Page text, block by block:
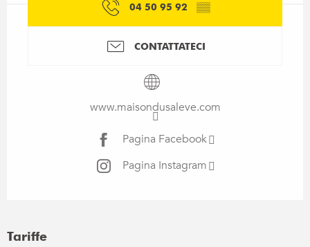
04 50 95 92 ▒▒
CONTATTATECI
www.maisondusaleve.com
Pagina Facebook
Pagina Instagram
Tariffe